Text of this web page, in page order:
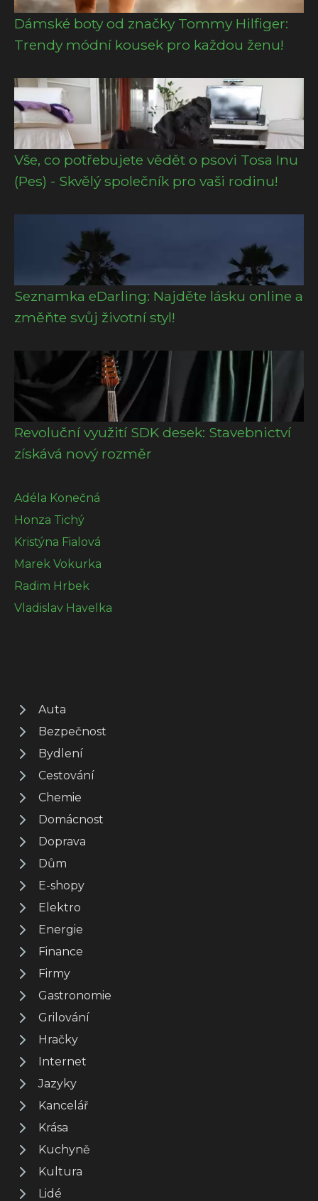
Dámské boty od značky Tommy Hilfiger:
Trendy módní kousek pro každou ženu!
Vše, co potřebujete vědět o psovi Tosa Inu
(Pes) - Skvělý společník pro vaši rodinu!
Seznamka eDarling: Najděte lásku online a
změňte svůj životní styl!
Revoluční využití SDK desek: Stavebnictví
získává nový rozměr
Adéla Konečná
Honza Tichý
Kristýna Fialová
Marek Vokurka
Radim Hrbek
Vladislav Havelka
Auta
Bezpečnost
Bydlení
Cestování
Chemie
Domácnost
Doprava
Dům
E-shopy
Elektro
Energie
Finance
Firmy
Gastronomie
Grilování
Hračky
Internet
Jazyky
Kancelář
Krása
Kuchyně
Kultura
Lidé